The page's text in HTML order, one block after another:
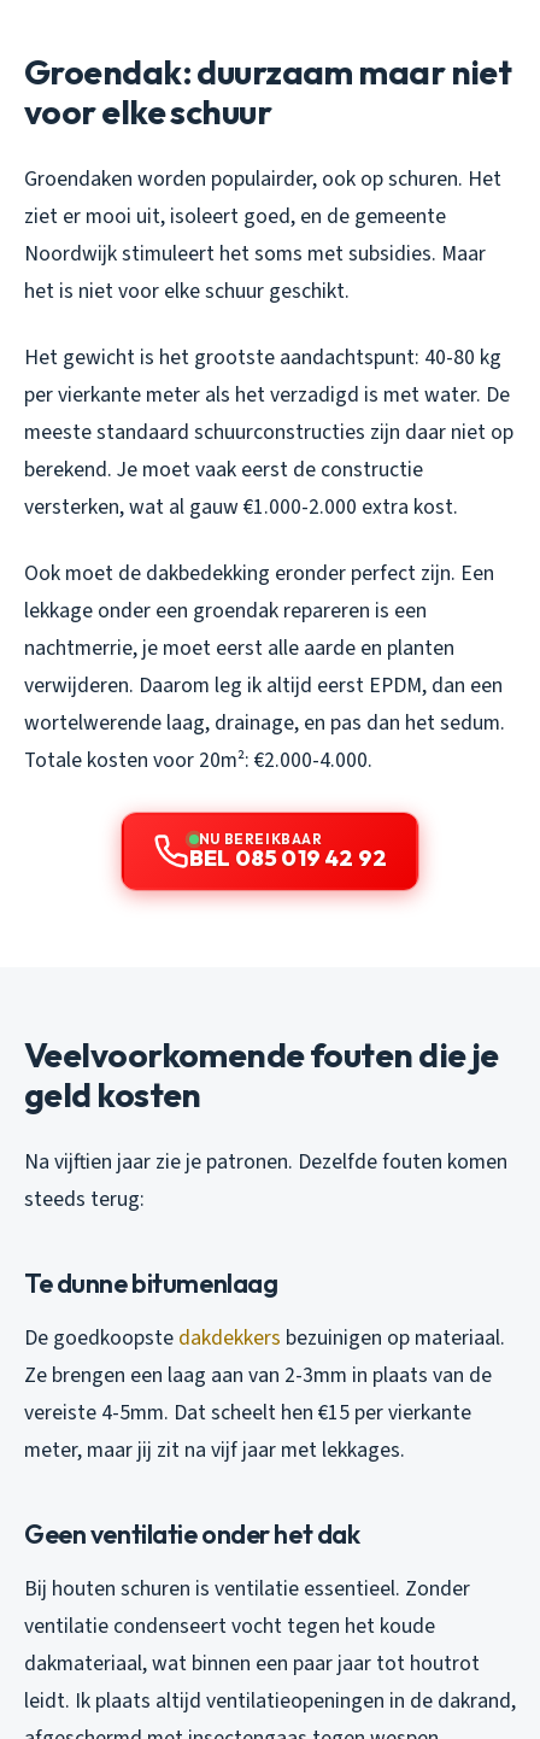
Groendak: duurzaam maar niet
voor elke schuur
Groendaken worden populairder, ook op schuren. Het
ziet er mooi uit, isoleert goed, en de gemeente
Noordwijk stimuleert het soms met subsidies. Maar
het is niet voor elke schuur geschikt.
Het gewicht is het grootste aandachtspunt: 40-80 kg
per vierkante meter als het verzadigd is met water. De
meeste standaard schuurconstructies zijn daar niet op
berekend. Je moet vaak eerst de constructie
versterken, wat al gauw €1.000-2.000 extra kost.
Ook moet de dakbedekking eronder perfect zijn. Een
lekkage onder een groendak repareren is een
nachtmerrie, je moet eerst alle aarde en planten
verwijderen. Daarom leg ik altijd eerst EPDM, dan een
wortelwerende laag, drainage, en pas dan het sedum.
Totale kosten voor 20m²: €2.000-4.000.
NU BEREIKBAAR
BEL 085 019 42 92
Veelvoorkomende fouten die je
geld kosten
Na vijftien jaar zie je patronen. Dezelfde fouten komen
steeds terug:
Te dunne bitumenlaag
De goedkoopste dakdekkers bezuinigen op materiaal.
Ze brengen een laag aan van 2-3mm in plaats van de
vereiste 4-5mm. Dat scheelt hen €15 per vierkante
meter, maar jij zit na vijf jaar met lekkages.
Geen ventilatie onder het dak
Bij houten schuren is ventilatie essentieel. Zonder
ventilatie condenseert vocht tegen het koude
dakmateriaal, wat binnen een paar jaar tot houtrot
leidt. Ik plaats altijd ventilatieopeningen in de dakrand,